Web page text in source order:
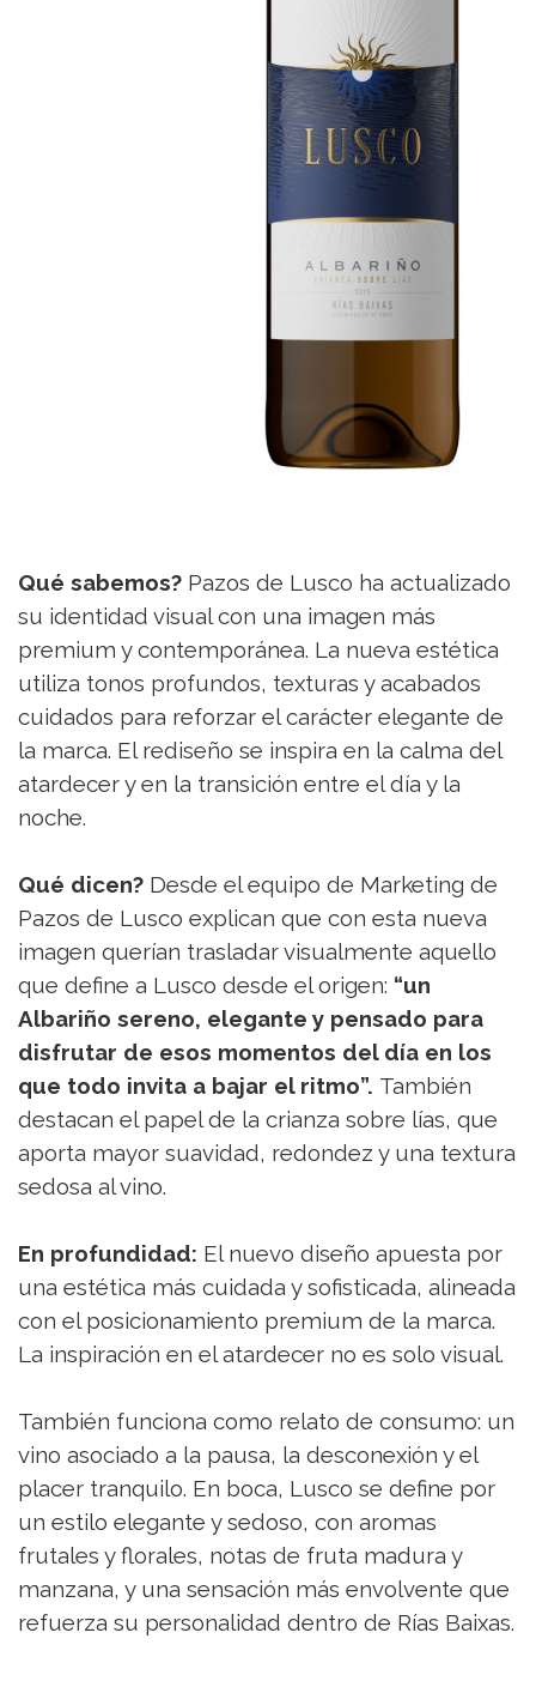
Qué sabemos? Pazos de Lusco ha actualizado
su identidad visual con una imagen más
premium y contemporánea. La nueva estética
utiliza tonos profundos, texturas y acabados
cuidados para reforzar el carácter elegante de
la marca. El rediseño se inspira en la calma del
atardecer y en la transición entre el día y la
noche.
Qué dicen? Desde el equipo de Marketing de
Pazos de Lusco explican que con esta nueva
imagen querían trasladar visualmente aquello
que define a Lusco desde el origen: “un
Albariño sereno, elegante y pensado para
disfrutar de esos momentos del día en los
que todo invita a bajar el ritmo”. También
destacan el papel de la crianza sobre lías, que
aporta mayor suavidad, redondez y una textura
sedosa al vino.
En profundidad: El nuevo diseño apuesta por
una estética más cuidada y sofisticada, alineada
con el posicionamiento premium de la marca.
La inspiración en el atardecer no es solo visual.
También funciona como relato de consumo: un
vino asociado a la pausa, la desconexión y el
placer tranquilo. En boca, Lusco se define por
un estilo elegante y sedoso, con aromas
frutales y florales, notas de fruta madura y
manzana, y una sensación más envolvente que
refuerza su personalidad dentro de Rías Baixas.